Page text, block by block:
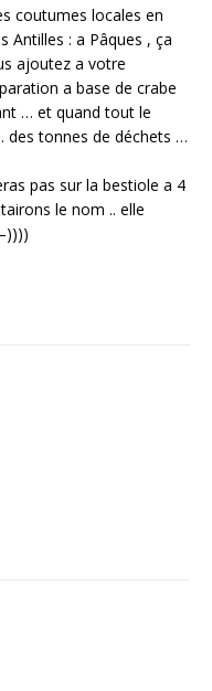
coutumes locales en
Antilles : a Pâques , ça
ajoutez a votre
a base de crabe
… et quand tout le
des tonnes de déchets …
pas sur la bestiole a 4
le nom .. elle